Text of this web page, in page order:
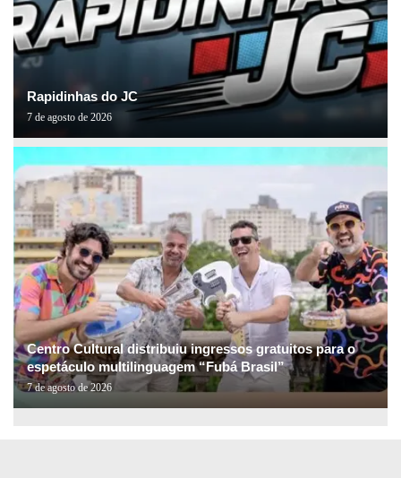
Rapidinhas do JC
7 de agosto de 2026
Centro Cultural distribuiu ingressos gratuitos para o
espetáculo multilinguagem “Fubá Brasil”
7 de agosto de 2026